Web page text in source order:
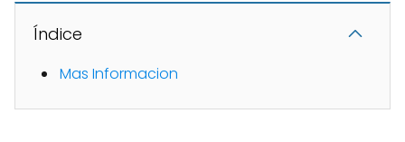
Índice
Mas Informacion